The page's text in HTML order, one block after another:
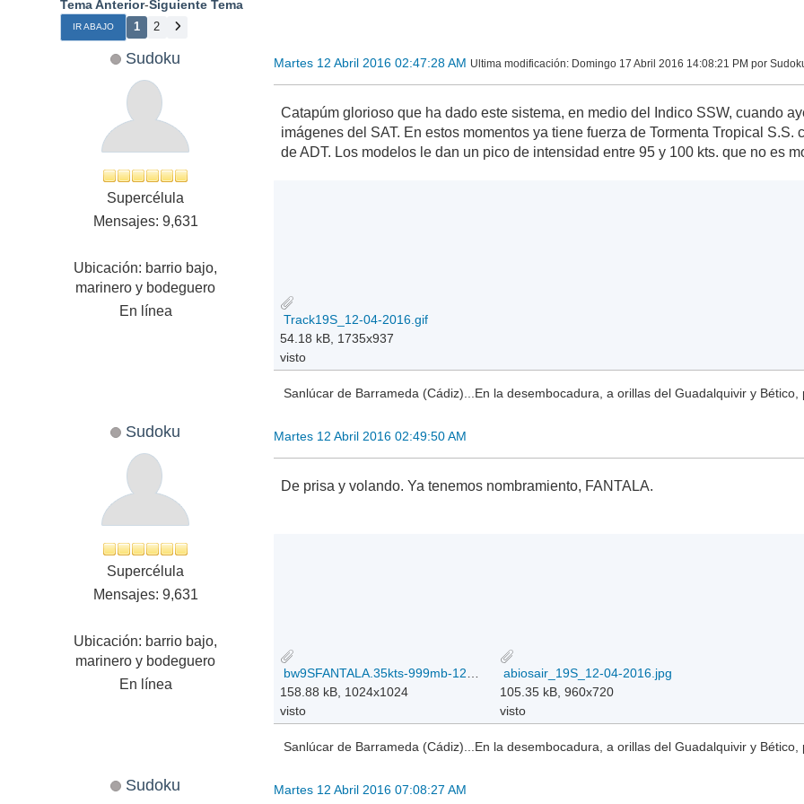
Tema Anterior-Siguiente Tema
IR ABAJO 1 2
Sudoku
Supercélula
Mensajes: 9,631
Ubicación: barrio bajo,
marinero y bodeguero
En línea
Martes 12 Abril 2016 02:47:28 AM Ultima modificación: Domingo 17 Abril 2016 14:08:21 PM por
Catapúm glorioso que ha dado este sistema, en medio del Indico SSW, cuando
imágenes del SAT. En estos momentos ya tiene fuerza de Tormenta Tropical
de ADT. Los modelos le dan un pico de intensidad entre 95 y 100 kts. que no es
Track19S_12-04-2016.gif
54.18 kB, 1735x937
visto
Sanlúcar de Barrameda (Cádiz)...En la desembocadura, a orillas del Guadalquivir y
Sudoku
Supercélula
Mensajes: 9,631
Ubicación: barrio bajo,
marinero y bodeguero
En línea
Martes 12 Abril 2016 02:49:50 AM
De prisa y volando. Ya tenemos nombramiento, FANTALA.
158.88 kB, 1024x1024
visto
abiosair_19S_12-04-2016.jpg
105.35 kB, 960x720
visto
Sanlúcar de Barrameda (Cádiz)...En la desembocadura, a orillas del Guadalquivir y
Sudoku Martes 12 Abril 2016 07:08:27 AM